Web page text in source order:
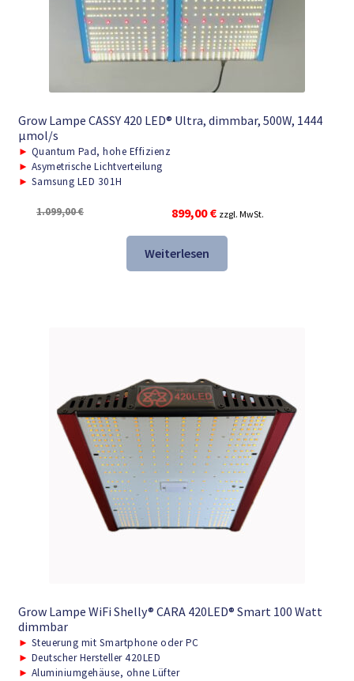
Grow Lampe CASSY 420 LED® Ultra, dimmbar, 500W, 1444
μmol/s
► Quantum Pad, hohe Effizienz
► Asymetrische Lichtverteilung
► Samsung LED 301H
1.099,00€
Ursprünglicher
war:
1.099,00 €
899,00€Aktueller
899,00 €.
zzgl. MwSt.
Weiterlesen
Grow Lampe WiFi Shelly® CARA 420LED® Smart 100 Watt
dimmbar
► Steuerung mit Smartphone oder PC
► Deutscher Hersteller 420LED
► Aluminiumgehäuse, ohne Lüfter